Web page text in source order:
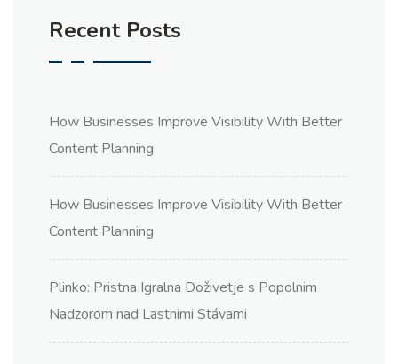
Recent Posts
How Businesses Improve Visibility With Better
Content Planning
How Businesses Improve Visibility With Better
Content Planning
Plinko: Pristna Igralna Doživetje s Popolnim
Nadzorom nad Lastnimi Stávami